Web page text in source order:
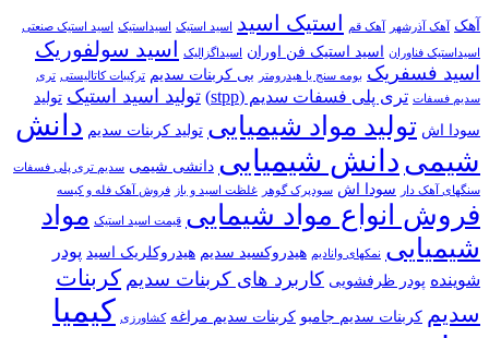
آهک آهک آذرشهر آهک قم استیک اسید اسید استیک اسیداستیک اسید استیک صنعتی
اسیداستیک فناوران اسید استیک فن اوران اسیداگزالیک اسید سولفوریک
اسید فسفریک بومه سنج یا هیدرومتر بی کربنات سدیم ترکیبات کاتالیستی تری
سدیم فسفات تری پلی فسفات سدیم (stpp) تولید اسید استیک تولید
سودا اش تولید مواد شیمیایی تولید کربنات سدیم دانش
شیمی دانش شیمیایی دانشی شیمی سدیم تری پلی فسفات
سنگهای آهک دار
سودا اش سودپرک گوهر غلظت اسید و باز فروش آهک فله و کیسه
فروش انواع مواد شیمایی قیمت اسید استیک مواد
شیمیایی نمکهای وانادیم هیدروکسید سدیم هیدروکلریک اسید پودر
شوینده پودر ظرفشویی کاربرد های کربنات سدیم کربنات
سدیم کربنات سدیم جامبو کربنات سدیم مراغه کشاورزی کیمیا